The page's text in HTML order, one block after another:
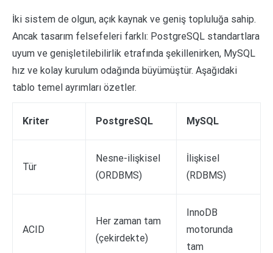
İki sistem de olgun, açık kaynak ve geniş topluluğa sahip.
Ancak tasarım felsefeleri farklı: PostgreSQL standartlara
uyum ve genişletilebilirlik etrafında şekillenirken, MySQL
hız ve kolay kurulum odağında büyümüştür. Aşağıdaki
tablo temel ayrımları özetler.
Kriter PostgreSQL MySQL
Tür
Nesne-ilişkisel
(ORDBMS)
İlişkisel
(RDBMS)
ACID
Her zaman tam
(çekirdekte)
InnoDB
motorunda
tam